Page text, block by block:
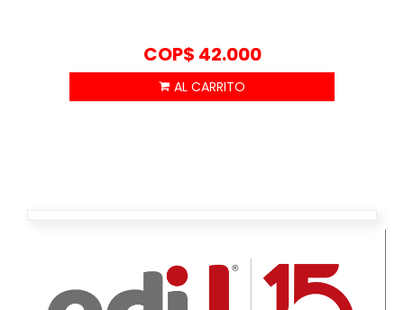
COP$ 42.000